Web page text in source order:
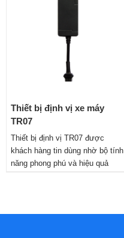
Thiết bị định vị xe máy
TR07
Thiết bị định vị TR07 được
khách hàng tin dùng nhờ bộ tính
năng phong phú và hiệu quả